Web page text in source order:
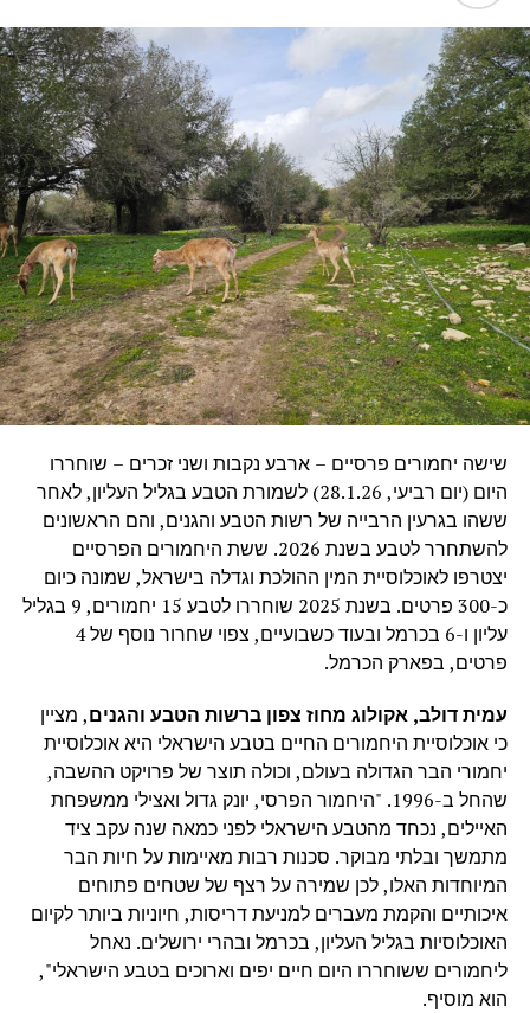
שישה יחמורים פרסיים – ארבע נקבות ושני זכרים – שוחררו
היום (יום רביעי, 28.1.26) לשמורת הטבע בגליל העליון, לאחר
ששהו בגרעין הרבייה של רשות הטבע והגנים, והם הראשונים
להשתחרר לטבע בשנת 2026. ששת היחמורים הפרסיים
יצטרפו לאוכלוסיית המין ההולכת וגדלה בישראל, שמונה כיום
כ-300 פרטים. בשנת 2025 שוחררו לטבע 15 יחמורים, 9 בגליל
עליון ו-6 בכרמל ובעוד כשבועיים, צפוי שחרור נוסף של 4
פרטים, בפארק הכרמל.
עמית דולב, אקולוג מחוז צפון ברשות הטבע והגנים, מציין
כי אוכלוסיית היחמורים החיים בטבע הישראלי היא אוכלוסיית
יחמורי הבר הגדולה בעולם, וכולה תוצר של פרויקט ההשבה,
שהחל ב-1996. "היחמור הפרסי, יונק גדול ואצילי ממשפחת
האיילים, נכחד מהטבע הישראלי לפני כמאה שנה עקב ציד
מתמשך ובלתי מבוקר. סכנות רבות מאיימות על חיות הבר
המיוחדות האלו, לכן שמירה על רצף של שטחים פתוחים
איכותיים והקמת מעברים למניעת דריסות, חיוניות ביותר לקיום
האוכלוסיות בגליל העליון, בכרמל ובהרי ירושלים. נאחל
ליחמורים ששוחררו היום חיים יפים וארוכים בטבע הישראלי",
הוא מוסיף.